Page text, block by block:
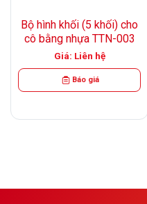
Bộ hình khối (5 khối) cho
cô bằng nhựa TTN-003
Giá: Liên hệ
Báo giá